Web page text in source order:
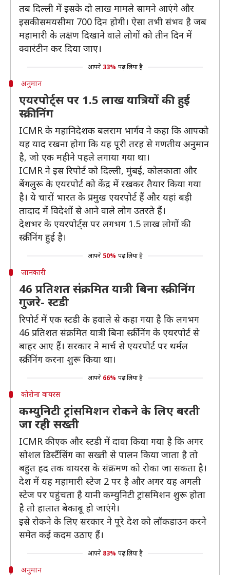
तब दिल्ली में इसके दो लाख मामले सामने आएंगे और
इसकी समयसीमा 700 दिन होगी। ऐसा तभी संभव है जब
महामारी के लक्षण दिखाने वाले लोगों को तीन दिन में
क्वारंटीन कर दिया जाए।
आपने 33% पढ़ लिया है
अनुमान
एयरपोर्ट्स पर 1.5 लाख यात्रियों की हुई
स्क्रीनिंग
ICMR के महानिदेशक बलराम भार्गव ने कहा कि आपको
यह याद रखना होगा कि यह पूरी तरह से गणतीय अनुमान
है, जो एक महीने पहले लगाया गया था।
ICMR ने इस रिपोर्ट को दिल्ली, मुंबई, कोलकाता और
बेंगलुरू के एयरपोर्ट को केंद्र में रखकर तैयार किया गया
है। ये चारों भारत के प्रमुख एयरपोर्ट हैं और यहां बड़ी
तादाद में विदेशों से आने वाले लोग उतरते हैं।
देशभर के एयरपोर्ट्स पर लगभग 1.5 लाख लोगों की
स्क्रीनिंग हुई है।
आपने 50% पढ़ लिया है
जानकारी
46 प्रतिशत संक्रमित यात्री बिना स्क्रीनिंग
गुजरे- स्टडी
रिपोर्ट में एक स्टडी के हवाले से कहा गया है कि लगभग
46 प्रतिशत संक्रमित यात्री बिना स्क्रीनिंग के एयरपोर्ट से
बाहर आए हैं। सरकार ने मार्च से एयरपोर्ट पर थर्मल
स्क्रीनिंग करना शुरू किया था।
आपने 66% पढ़ लिया है
कोरोना वायरस
कम्युनिटी ट्रांसमिशन रोकने के लिए बरती
जा रही सख्ती
ICMR की एक और स्टडी में दावा किया गया है कि अगर
सोशल डिस्टैंसिंग का सख्ती से पालन किया जाता है तो
बहुत हद तक वायरस के संक्रमण को रोका जा सकता है।
देश में यह महामारी स्टेज 2 पर है और अगर यह अगली
स्टेज पर पहुंचता है यानी कम्युनिटी ट्रांसमिशन शुरू होता
है तो हालात बेकाबू हो जाएंगे।
इसे रोकने के लिए सरकार ने पूरे देश को लॉकडाउन करने
समेत कई कदम उठाए हैं।
आपने 83% पढ़ लिया है
अनुमान